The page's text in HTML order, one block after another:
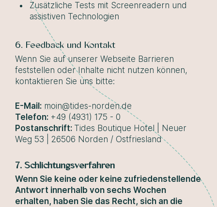
Zusätzliche Tests mit Screenreadern und
assistiven Technologien
6. Feedback und Kontakt
Wenn Sie auf unserer Webseite Barrieren
feststellen oder Inhalte nicht nutzen können,
kontaktieren Sie uns bitte:
E-Mail: moin@tides-norden.de
Telefon: +49 (4931) 175 - 0
Postanschrift: Tides Boutique Hotel | Neuer
Weg 53 | 26506 Norden / Ostfriesland
7. Schlichtungsverfahren
Wenn Sie keine oder keine zufriedenstellende
Antwort innerhalb von sechs Wochen
erhalten, haben Sie das Recht, sich an die